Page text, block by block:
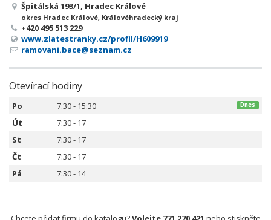
Špitálská 193/1, Hradec Králové
okres Hradec Králové, Královéhradecký kraj
+420 495 513 229
www.zlatestranky.cz/profil/H609919
ramovani.bace@seznam.cz
Otevírací hodiny
Po 7:30 - 15:30 Dnes
Út
7:30 - 17
St
7:30 - 17
Čt
7:30 - 17
Pá
7:30 - 14